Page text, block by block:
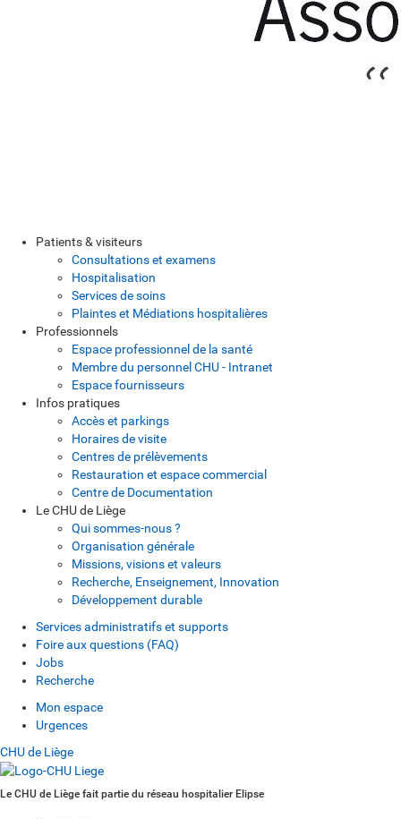
Patients & visiteurs
Consultations et examens
Hospitalisation
Services de soins
Plaintes et Médiations hospitalières
Professionnels
Espace professionnel de la santé
Membre du personnel CHU - Intranet
Espace fournisseurs
Infos pratiques
Accès et parkings
Horaires de visite
Centres de prélèvements
Restauration et espace commercial
Centre de Documentation
Le CHU de Liège
Qui sommes-nous ?
Organisation générale
Missions, visions et valeurs
Recherche, Enseignement, Innovation
Développement durable
Services administratifs et supports
Foire aux questions (FAQ)
Jobs
Recherche
Mon espace
Urgences
CHU de Liège
Le CHU de Liège fait partie du réseau hospitalier Elipse